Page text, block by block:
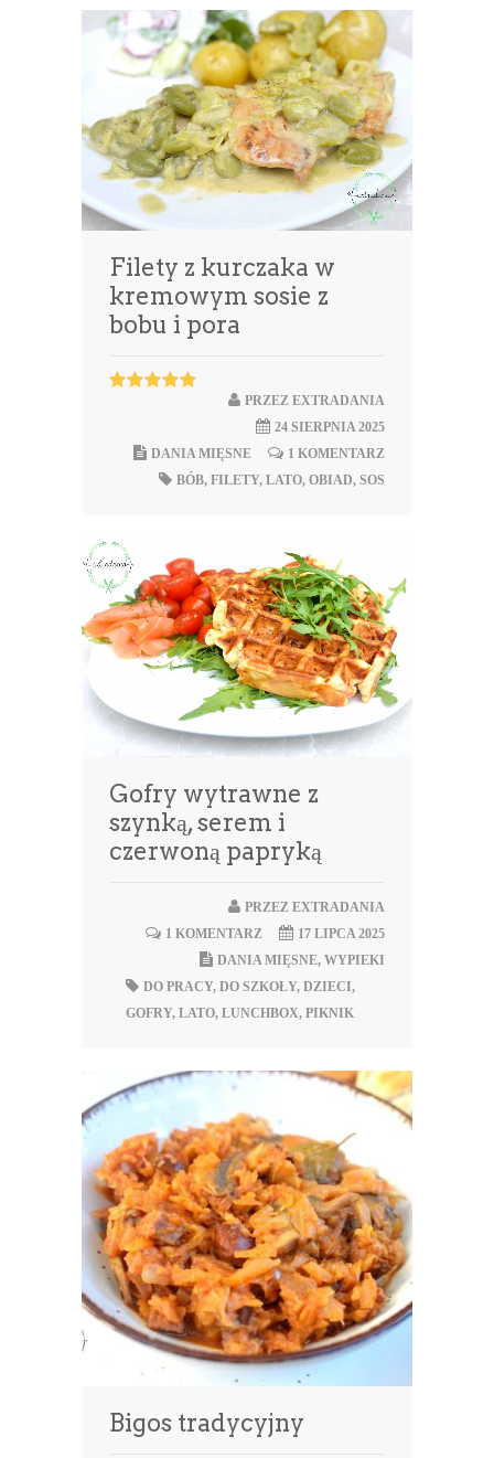
Filety z kurczaka w
kremowym sosie z
bobu i pora
PRZEZ EXTRADANIA
24 SIERPNIA 2025
1 KOMENTARZ
DANIA MIĘSNE
BÓB, FILETY, LATO, OBIAD, SOS
Gofry wytrawne z
szynką, serem i
czerwoną papryką
PRZEZ EXTRADANIA
17 LIPCA 2025
1 KOMENTARZ
DANIA MIĘSNE, WYPIEKI
DO PRACY, DO SZKOŁY, DZIECI,
GOFRY, LATO, LUNCHBOX, PIKNIK
Bigos tradycyjny